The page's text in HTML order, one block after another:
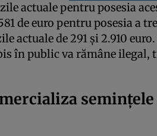
actuale pentru posesia
de euro pentru posesia a
actuale de 291 și 2.910 euro.
în public va rămâne ilegal,
semințele